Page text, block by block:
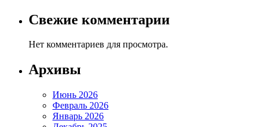
Свежие комментарии
Нет комментариев для просмотра.
Архивы
Июнь 2026
Февраль 2026
Январь 2026